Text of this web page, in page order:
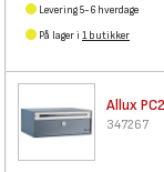
Levering 5-6 hverdage
På lager i 1 butikker
Allux
347267